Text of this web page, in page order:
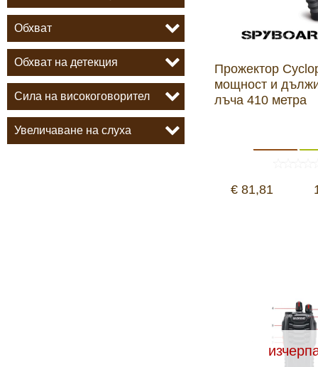
Обхват
Обхват на детекция
Сила на високоговорител
Увеличаване на слуха
Прожектор
мощност и
лъча 410 метра
€ 81,81